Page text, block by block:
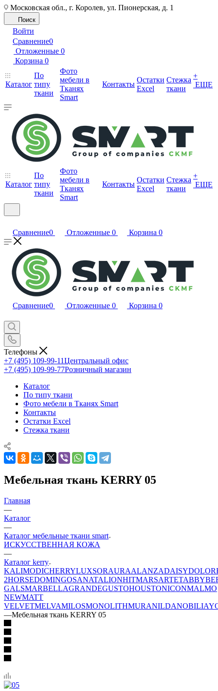
Московская обл., г. Королев, ул. Пионерская, д. 1
Поиск
Войти
Сравнение0
Отложенные 0
Корзина 0
Каталог
По
типу
ткани
Фото
мебели в
Тканях
Smart
Контакты
Остатки
Excel
Стежка
ткани
+
ЕЩЕ
Каталог
По
типу
ткани
Фото
мебели в
Тканях
Smart
Контакты
Остатки
Excel
Стежка
ткани
+
ЕЩЕ
Сравнение0 Отложенные 0 Корзина 0
Сравнение0 Отложенные 0 Корзина 0
Телефоны
+7 (495) 109-99-11Центральный офис
+7 (495) 109-99-77Розничный магазин
Каталог
По типу ткани
Фото мебели в Тканях Smart
Контакты
Остатки Excel
Стежка ткани
Мебельная ткань KERRY 05
Главная
—
Каталог
—
Каталог мебельные ткани smart
ИСКУССТВЕННАЯ КОЖА
—
Каталог kerry
KALIMODICHERRYLUXSORAURAALANZADAISY
2HORSEDOMINGOSANATALIONHITMARSARTETABBY
GALSMARBELLAGRANDEGUSTOHOUSTONICONMALMO
NEWMATT
VELVETMELVAMILOSMONOLITHMURANILDANOBILIA
—Мебельная ткань KERRY 05